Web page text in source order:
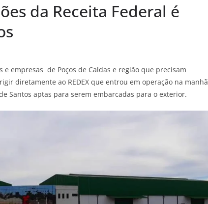
da Receita Federal é
empresas de Poços de Caldas e região que precisam
diretamente ao REDEX que entrou em operação na manhã
Santos aptas para serem embarcadas para o exterior.